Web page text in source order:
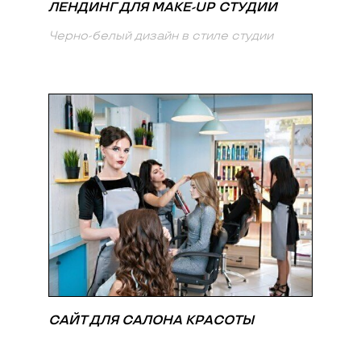
ЛЕНДИНГ ДЛЯ MAKE-UP СТУДИИ
Черно-белый дизайн в стиле студии
САЙТ ДЛЯ САЛОНА КРАСОТЫ